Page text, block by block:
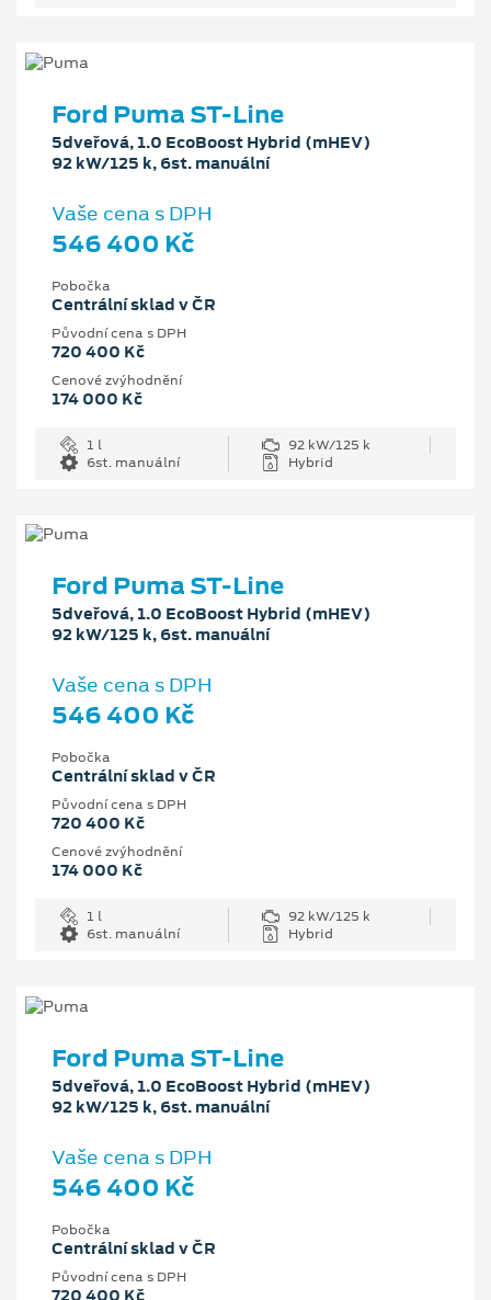
Ford Puma ST-Line
5dveřová, 1.0 EcoBoost Hybrid (mHEV)
92 kW/125 k, 6st. manuální
Vaše cena s DPH
546 400 Kč
Pobočka
Centrální sklad v ČR
Původní cena s DPH
720 400 Kč
Cenové zvýhodnění
174 000 Kč
1 l
92 kW/125 k
6st. manuální
Hybrid
Ford Puma ST-Line
5dveřová, 1.0 EcoBoost Hybrid (mHEV)
92 kW/125 k, 6st. manuální
Vaše cena s DPH
546 400 Kč
Pobočka
Centrální sklad v ČR
Původní cena s DPH
720 400 Kč
Cenové zvýhodnění
174 000 Kč
1 l
92 kW/125 k
6st. manuální
Hybrid
Ford Puma ST-Line
5dveřová, 1.0 EcoBoost Hybrid (mHEV)
92 kW/125 k, 6st. manuální
Vaše cena s DPH
546 400 Kč
Pobočka
Centrální sklad v ČR
Původní cena s DPH